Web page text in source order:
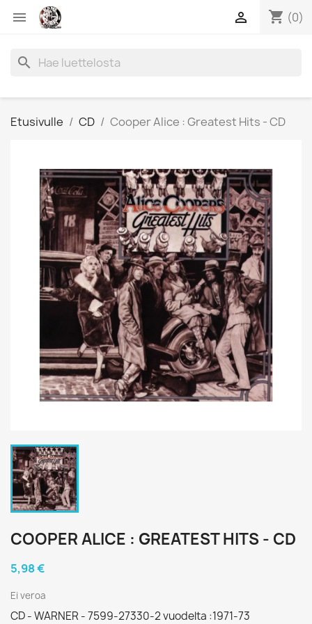
 shopping_cart (0)

search
Etusivulle CD Cooper Alice : Greatest Hits - CD
COOPER ALICE : GREATEST HITS - CD
5,98 €
Ei veroa
CD - WARNER - 7599-27330-2 vuodelta :1971-73